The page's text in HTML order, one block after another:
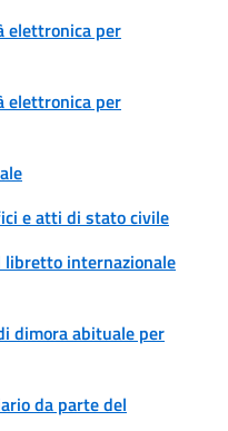
elettronica per
elettronica per
e atti di stato civile
libretto internazionale
dimora abituale per
da parte del